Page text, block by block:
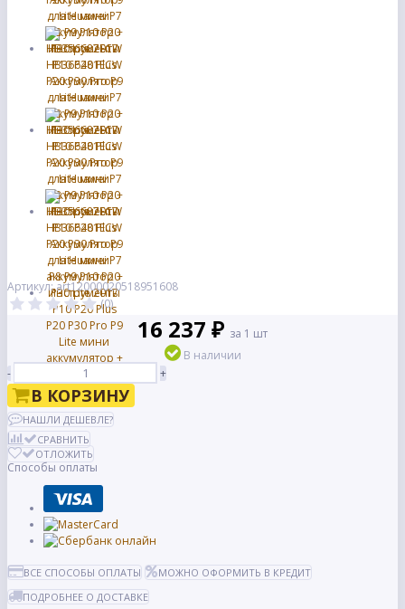
Артикул: art12000020518951608
(0)
16 237 ₽ за 1 шт
В наличии
-
+
В КОРЗИНУ
НАШЛИ ДЕШЕВЛЕ?
СРАВНИТЬ
ОТЛОЖИТЬ
Способы оплаты
ВСЕ СПОСОБЫ ОПЛАТЫ
МОЖНО ОФОРМИТЬ В КРЕДИТ
ПОДРОБНЕЕ О ДОСТАВКЕ